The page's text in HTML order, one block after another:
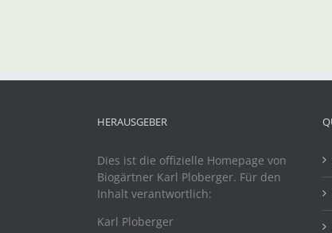
HERAUSGEBER
Dies ist die offizielle Homepage von
Biogärtner Karl Ploberger. Für den
Inhalt verantwortlich:
Karl Ploberger